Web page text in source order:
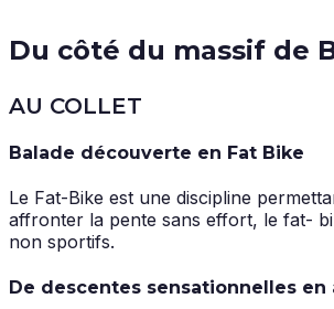
Du côté du massif de
AU COLLET
Balade découverte en Fat Bike
Le Fat-Bike est une discipline
affronter la pente sans effort, le fat-
non sportifs.
De descentes sensationnelles en